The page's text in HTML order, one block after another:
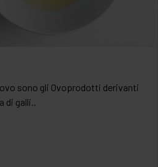
sono gli Ovoprodotti derivanti
galli..